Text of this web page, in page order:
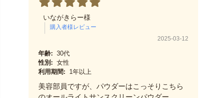
いながきらー様
2025-03-12
年齢: 30代
性別: 女性
利用期間:
1年以上
美容部員ですが、パウダーはこっそりこちら